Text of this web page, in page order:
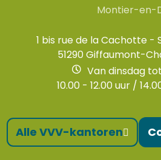
Montier-en-
1 bis rue de la Cachotte -
51290 Giffaumont-
Van dinsdag
10.00 - 12.00 uur /
Alle VVV-kantoren